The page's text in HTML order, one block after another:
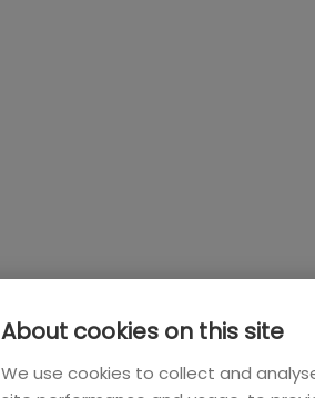
About cookies on this site
We use cookies to collect and